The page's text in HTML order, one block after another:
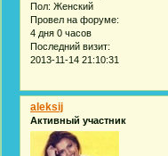
Пол: Женский
Провел на форуме:
4 дня 0 часов
Последний визит:
2013-11-14 21:10:31
aleksij
Активный участник